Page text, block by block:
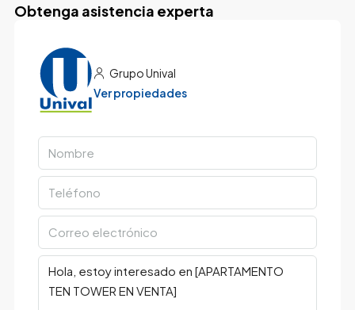
Obtenga asistencia experta
Grupo Unival
Ver propiedades